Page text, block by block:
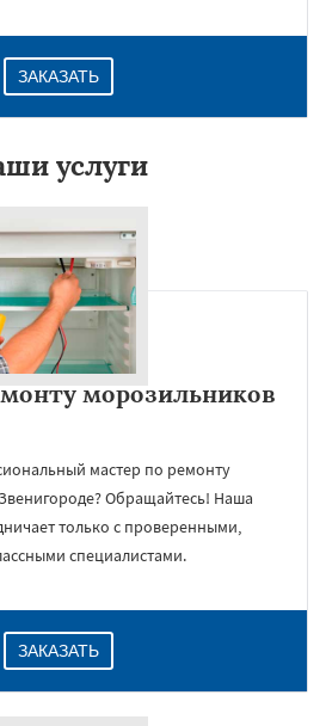
ЗАКАЗАТЬ
услуги
морозильников
мастер по ремонту
Обращайтесь! Наша
только с проверенными,
специалистами.
ЗАКАЗАТЬ